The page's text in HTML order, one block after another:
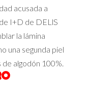
acusada a
I+D de DELlS
la lámina
una segunda piel
de algodón 100%.